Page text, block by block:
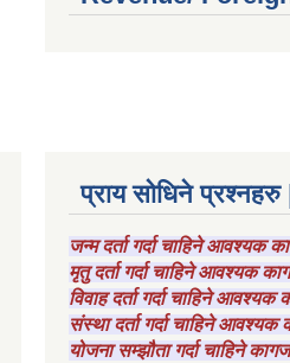
प्राय सोधिने प्रश्नहरु
जन्म दर्ता गर्दा चाहिने आवश्यक
मृतु दर्ता गर्दा चाहिने आवश्यक
विवाह दर्ता गर्दा चाहिने
संस्था दर्ता गर्दा चाहिने
योजना सम्झौता गर्दा चाहिने